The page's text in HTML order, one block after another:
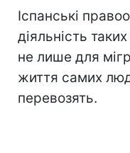
Іспанські
діяльність
не лише для
життя самих
перевозять.